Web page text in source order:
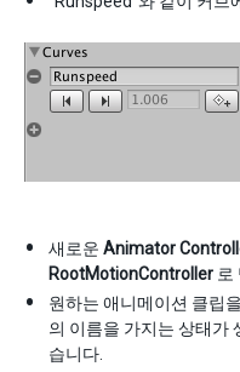
새로운 Animator
RootMotionController 로
원하는 애니메이션 클립
의 이름을 가지는 상태가
습니다.